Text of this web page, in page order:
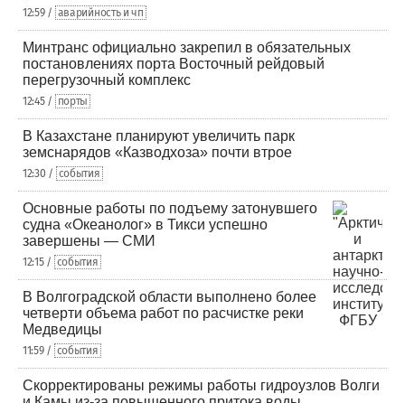
12:59 / аварийность и чп
Минтранс официально закрепил в обязательных
постановлениях порта Восточный рейдовый
перегрузочный комплекс
12:45 / порты
В Казахстане планируют увеличить парк
земснарядов «Казводхоза» почти втрое
12:30 / события
Основные работы по подъему затонувшего
судна «Океанолог» в Тикси успешно
завершены — СМИ
12:15 / события
В Волгоградской области выполнено более
четверти объема работ по расчистке реки
Медведицы
11:59 / события
Скорректированы режимы работы гидроузлов Волги